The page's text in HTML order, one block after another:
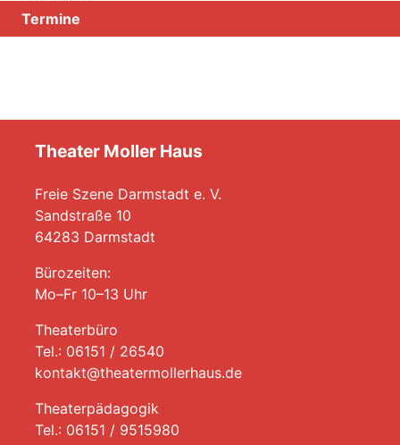
Termine
Theater Moller Haus
Freie Szene Darmstadt e. V.
Sandstraße 10
64283 Darmstadt
Bürozeiten:
Mo–Fr 10–13 Uhr
Theaterbüro
Tel.: 06151 / 26540
kontakt@theatermollerhaus.de
Theaterpädagogik
Tel.: 06151 / 9515980